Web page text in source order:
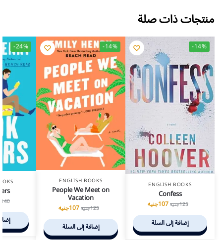
منتجات ذات صلة
-14%
ENGLISH BOOKS
Confess
125جنيه107جنيه
إضافة إلى السلة
-14%
ENGLISH BOOKS
People We Meet on
Vacation
125جنيه107جنيه
إضافة إلى السلة
-24%
140